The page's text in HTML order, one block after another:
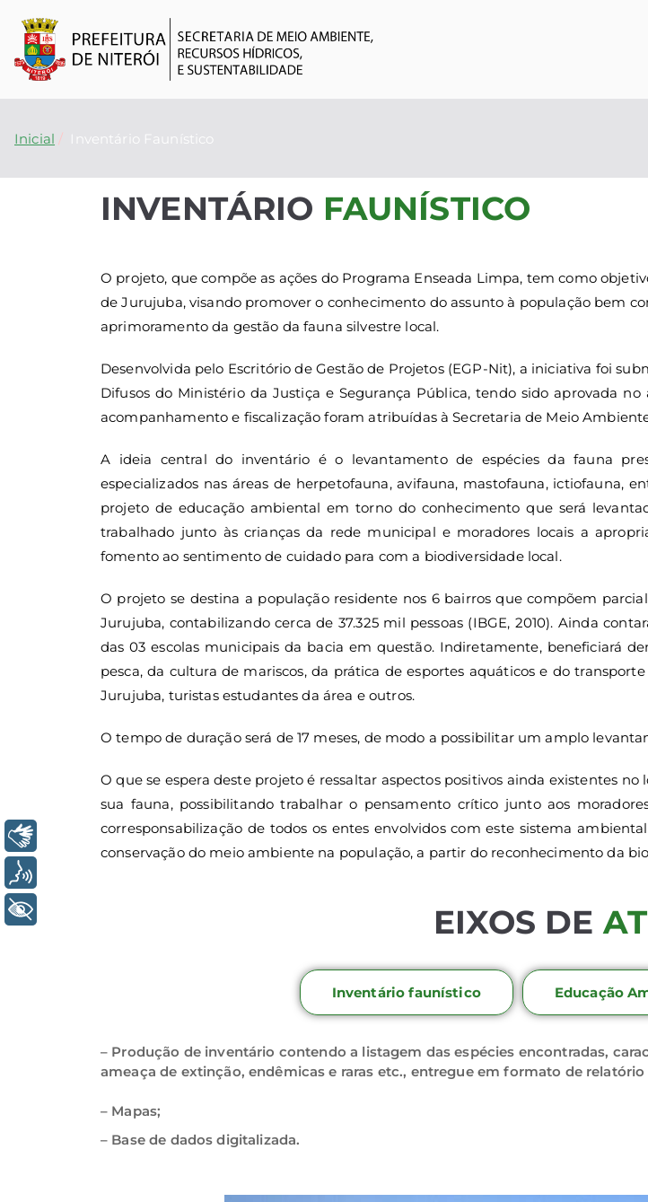
Secretaria de
Inicial Inventário Faunístico
INVENTÁRIO FAUNÍSTICO
O projeto, que compõe as ações do Programa Enseada Limpa, tem como
de Jurujuba, visando promover o conhecimento do assunto à população bem
aprimoramento da gestão da fauna silvestre local.
Desenvolvida pelo Escritório de Gestão de Projetos (EGP-Nit), a iniciativa foi
Difusos do Ministério da Justiça e Segurança Pública, tendo sido aprovada
acompanhamento e fiscalização foram atribuídas à Secretaria de Meio
A ideia central do inventário é o levantamento de espécies da fauna
especializados nas áreas de herpetofauna, avifauna, mastofauna, ictiofauna,
projeto de educação ambiental em torno do conhecimento que será
trabalhado junto às crianças da rede municipal e moradores locais a
fomento ao sentimento de cuidado para com a biodiversidade local.
O projeto se destina a população residente nos 6 bairros que compõem
Jurujuba, contabilizando cerca de 37.325 mil pessoas (IBGE, 2010). Ainda
das 03 escolas municipais da bacia em questão. Indiretamente, beneficiará
pesca, da cultura de mariscos, da prática de esportes aquáticos e do
Jurujuba, turistas estudantes da área e outros.
O tempo de duração será de 17 meses, de modo a possibilitar um amplo
O que se espera deste projeto é ressaltar aspectos positivos ainda existentes
sua fauna, possibilitando trabalhar o pensamento crítico junto aos
corresponsabilização de todos os entes envolvidos com este sistema
conservação do meio ambiente na população, a partir do reconhecimento da
EIXOS DE
Inventário faunístico Educação
– Produção de inventário contendo a listagem das espécies encontradas,
ameaça de extinção, endêmicas e raras etc., entregue em formato de
– Mapas;
– Base de dados digitalizada.